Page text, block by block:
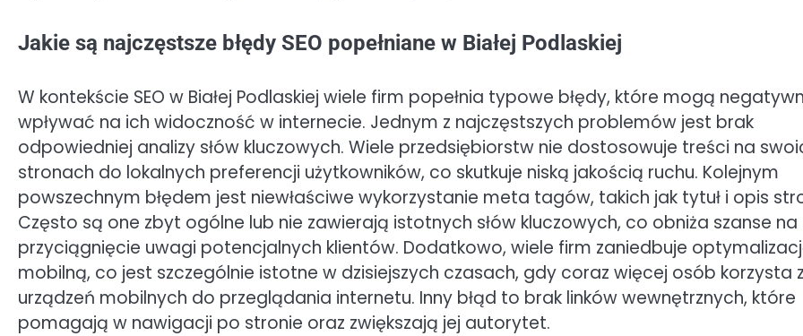
Jakie są najczęstsze błędy SEO popełniane w Białej Podlaskiej
W kontekście SEO w Białej Podlaskiej wiele firm popełnia typowe błędy, które mogą
wpływać na ich widoczność w internecie. Jednym z najczęstszych problemów jest brak
odpowiedniej analizy słów kluczowych. Wiele przedsiębiorstw nie dostosowuje treści na
stronach do lokalnych preferencji użytkowników, co skutkuje niską jakością ruchu. Kolejnym
powszechnym błędem jest niewłaściwe wykorzystanie meta tagów, takich jak tytuł i opis
Często są one zbyt ogólne lub nie zawierają istotnych słów kluczowych, co obniża szanse na
przyciągnięcie uwagi potencjalnych klientów. Dodatkowo, wiele firm zaniedbuje
mobilną, co jest szczególnie istotne w dzisiejszych czasach, gdy coraz więcej osób korzysta z
urządzeń mobilnych do przeglądania internetu. Inny błąd to brak linków wewnętrznych, które
pomagają w nawigacji po stronie oraz zwiększają jej autorytet.